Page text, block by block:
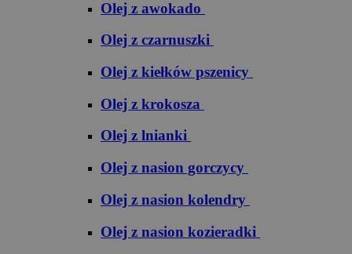
Olej z awokado
Olej z czarnuszki
Olej z kiełków pszenicy
Olej z krokosza
Olej z lnianki
Olej z nasion gorczycy
Olej z nasion kolendry
Olej z nasion kozieradki